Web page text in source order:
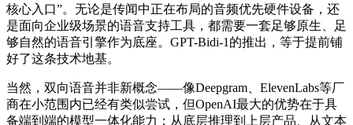
核心入口”。无论是传闻中正在布局的音频优先硬件设备，还
是面向企业级场景的语音支持工具，都需要一套足够原生、足
够自然的语音引擎作为底座。GPT-Bidi-1的推出，等于提前铺
好了这条技术地基。
当然，双向语音并非新概念——像Deepgram、ElevenLabs等厂
商在小范围内已经有类似尝试，但OpenAI最大的优势在于具
备端到端的模型一体化能力：从底层推理到上层产品、从文本